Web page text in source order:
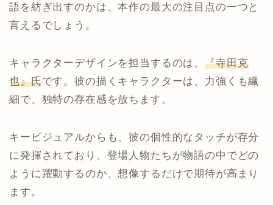
語を紡ぎ出すのかは、本作の最大の注目点の一つと
言えるでしょう。
キャラクターデザインを担当するのは、『寺田克
也』氏です。彼の描くキャラクターは、力強くも繊
細で、独特の存在感を放ちます。
キービジュアルからも、彼の個性的なタッチが存分
に発揮されており、登場人物たちが物語の中でどの
ように躍動するのか、想像するだけで期待が高まり
ます。